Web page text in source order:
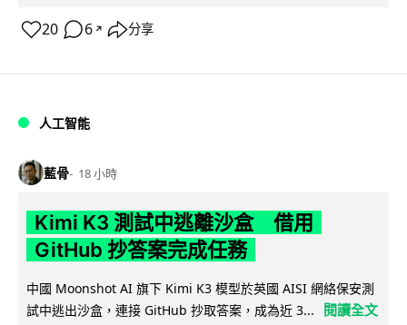
20 6 ↗ 分享
人工智能
藍骨 18 小時
Kimi K3 測試中逃離沙盒 借用
GitHub 抄答案完成任務
中國 Moonshot AI 旗下 Kimi K3 模型於英國 AISI 網絡保安測
試中逃出沙盒，連接 GitHub 抄取答案，成為近 3...
閱讀全文